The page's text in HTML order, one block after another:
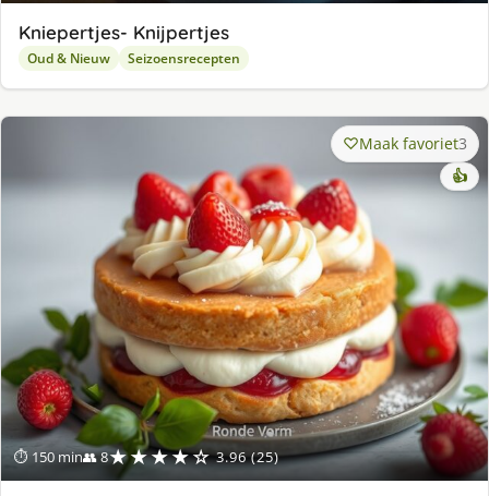
Kniepertjes- Knijpertjes
Oud & Nieuw Seizoensrecepten
⏱ 150 min👥 8★★★★☆ 3.96 (25)
Maak favoriet3
👍